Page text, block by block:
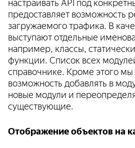
предоставляет возможность
загружаемого трафика. В
выступают отдельные
например, классы,
функции. Список всех
справочнике. Кроме этого
возможность добавлять в
новые модули и
существующие.
Отображение объектов на